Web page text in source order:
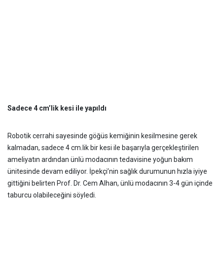
Sadece 4 cm’lik kesi ile yapıldı
Robotik cerrahi sayesinde göğüs kemiğinin kesilmesine gerek
kalmadan, sadece 4 cm.lik bir kesi ile başarıyla gerçekleştirilen
ameliyatın ardından ünlü modacının tedavisine yoğun bakım
ünitesinde devam ediliyor. İpekçi’nin sağlık durumunun hızla iyiye
gittiğini belirten Prof. Dr. Cem Alhan, ünlü modacının 3-4 gün içinde
taburcu olabileceğini söyledi.